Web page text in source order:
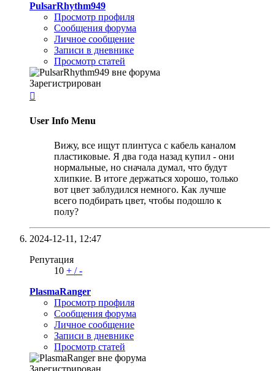
PulsarRhythm949
Просмотр профиля
Сообщения форума
Личное сообщение
Записи в дневнике
Просмотр статей
Зарегистрирован

User Info Menu
Вижу, все ищут плинтуса с кабель каналом
пластиковые. Я два года назад купил - они
нормальные, но сначала думал, что будут
хлипкие. В итоге держаться хорошо, только
вот цвет заблудился немного. Как лучше
всего подбирать цвет, чтобы подошло к
полу?
2024-12-11, 12:47
Репутация
10 + /-
PlasmaRanger
Просмотр профиля
Сообщения форума
Личное сообщение
Записи в дневнике
Просмотр статей
Зарегистрирован